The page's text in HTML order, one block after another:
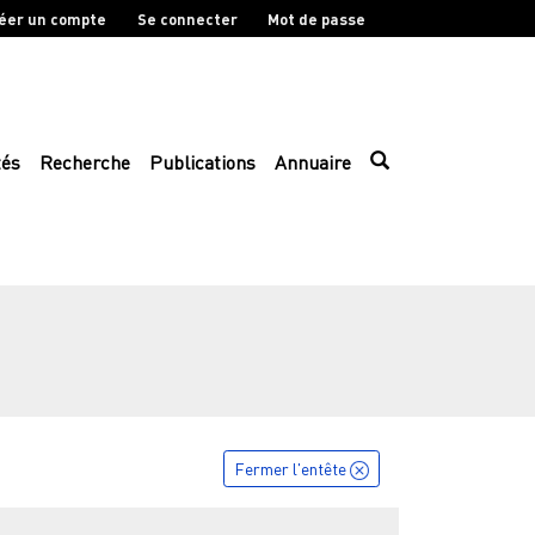
un compte Se connecter Mot de passe
Recherche Publications Annuaire
Fermer l'entête